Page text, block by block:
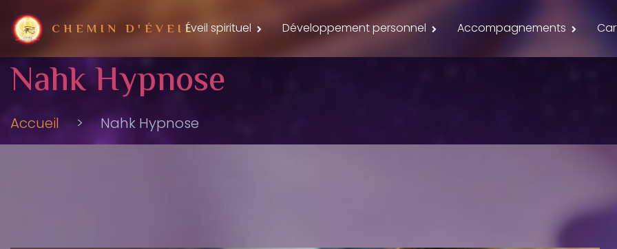
CHEMIN D'ÉVEILÉveil spirituel Développement personnel Accompagnements
Nahk Hypnose
Accueil > Nahk Hypnose